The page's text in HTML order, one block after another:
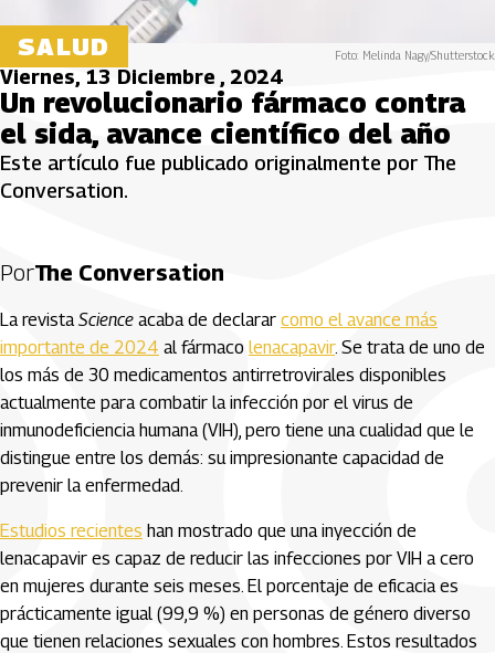
SALUD Foto: Melinda Nagy/Shutterstock
Viernes, 13 Diciembre , 2024
Un revolucionario fármaco contra
el sida, avance científico del año
Este artículo fue publicado originalmente por The
Conversation.
PorThe Conversation
La revistaScience acaba de declarar como el avance más
importante de 2024 al fármaco lenacapavir. Se trata de uno de
los más de 30 medicamentos antirretrovirales disponibles
actualmente para combatir la infección por el virus de
inmunodeficiencia humana (VIH), pero tiene una cualidad que le
distingue entre los demás: su impresionante capacidad de
prevenir la enfermedad.
Estudios recientes han mostrado que una inyección de
lenacapavir es capaz de reducir las infecciones por VIH a cero
en mujeres durante seis meses. El porcentaje de eficacia es
prácticamente igual (99,9 %) en personas de género diverso
que tienen relaciones sexuales con hombres. Estos resultados